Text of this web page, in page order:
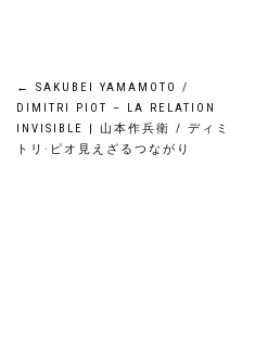
Navigation
de
←
SAKUBEI YAMAMOTO /
DIMITRI PIOT – LA RELATION
INVISIBLE | 山本作兵衛 / ディミ
トリ·ピオ見えざるつながり